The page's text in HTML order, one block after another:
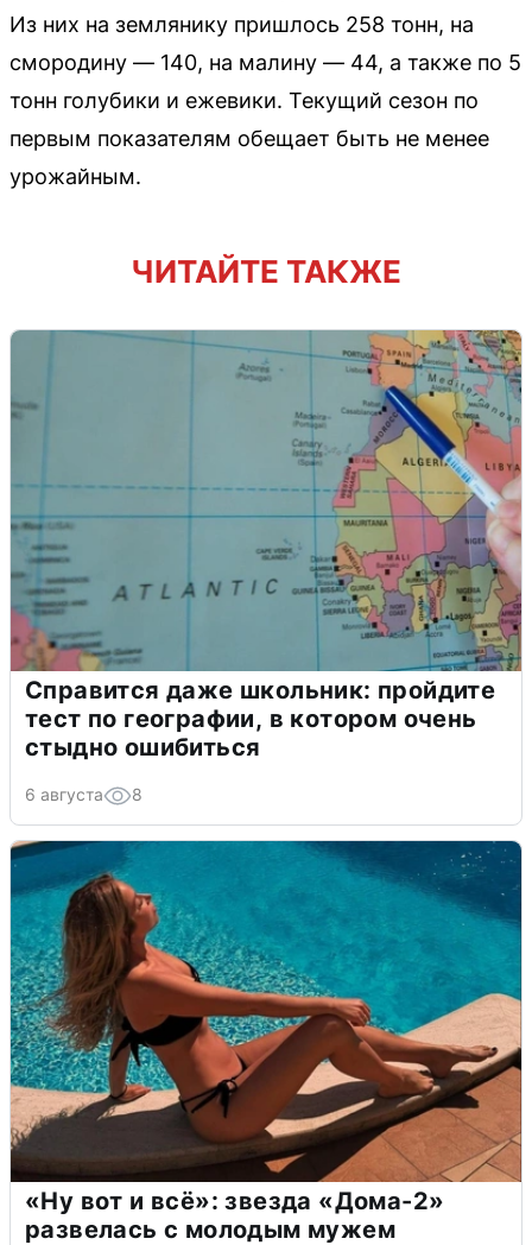
Из них на землянику пришлось 258 тонн, на
смородину — 140, на малину — 44, а также по 5
тонн голубики и ежевики. Текущий сезон по
первым показателям обещает быть не менее
урожайным.
ЧИТАЙТЕ ТАКЖЕ
Справится даже школьник: пройдите
тест по географии, в котором очень
стыдно ошибиться
6 августа 8
«Ну вот и всё»: звезда «Дома-2»
развелась с молодым мужем